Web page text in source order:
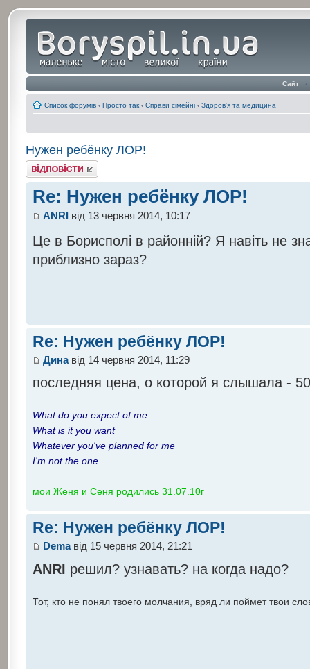
Сайт ‹
Список форумів ‹ Просто так ‹ Справи сімейні ‹ Здоров'я та медицина
Нужен ребёнку ЛОР!
Відповісти
Re: Нужен ребёнку ЛОР!
ANRIвід 13 червня 2014, 10:17
Це в Борисполі в районній? Я навіть не
приблизно зараз?
Re: Нужен ребёнку ЛОР!
Динавід 14 червня 2014, 11:29
последняя цена, о которой я слышала -
What do you expect of me
What is it you want
Whatever you've planned for me
I'm not the one
мои Женя и Сеня родились 31.07.10г
Re: Нужен ребёнку ЛОР!
Demaвід 15 червня 2014, 21:21
ANRI решил? узнавать? на когда надо?
Тот, кто не понял твоего молчания, вряд ли поймет твои